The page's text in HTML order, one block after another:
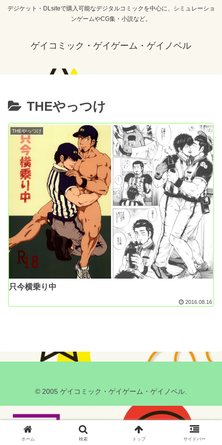
デジケット・DLsiteで購入可能なデジタルコミックを中心に、シミュレーショ
ンゲームやCG集・小説など。
ゲイコミック・ゲイゲーム・ゲイノベル
THEやっつけ
THEやっつけ
只今横乗り中
2016.08.16
© 2005 ゲイコミック・ゲイゲーム・ゲイノベル.
ホーム 検索 トップ サイドバー